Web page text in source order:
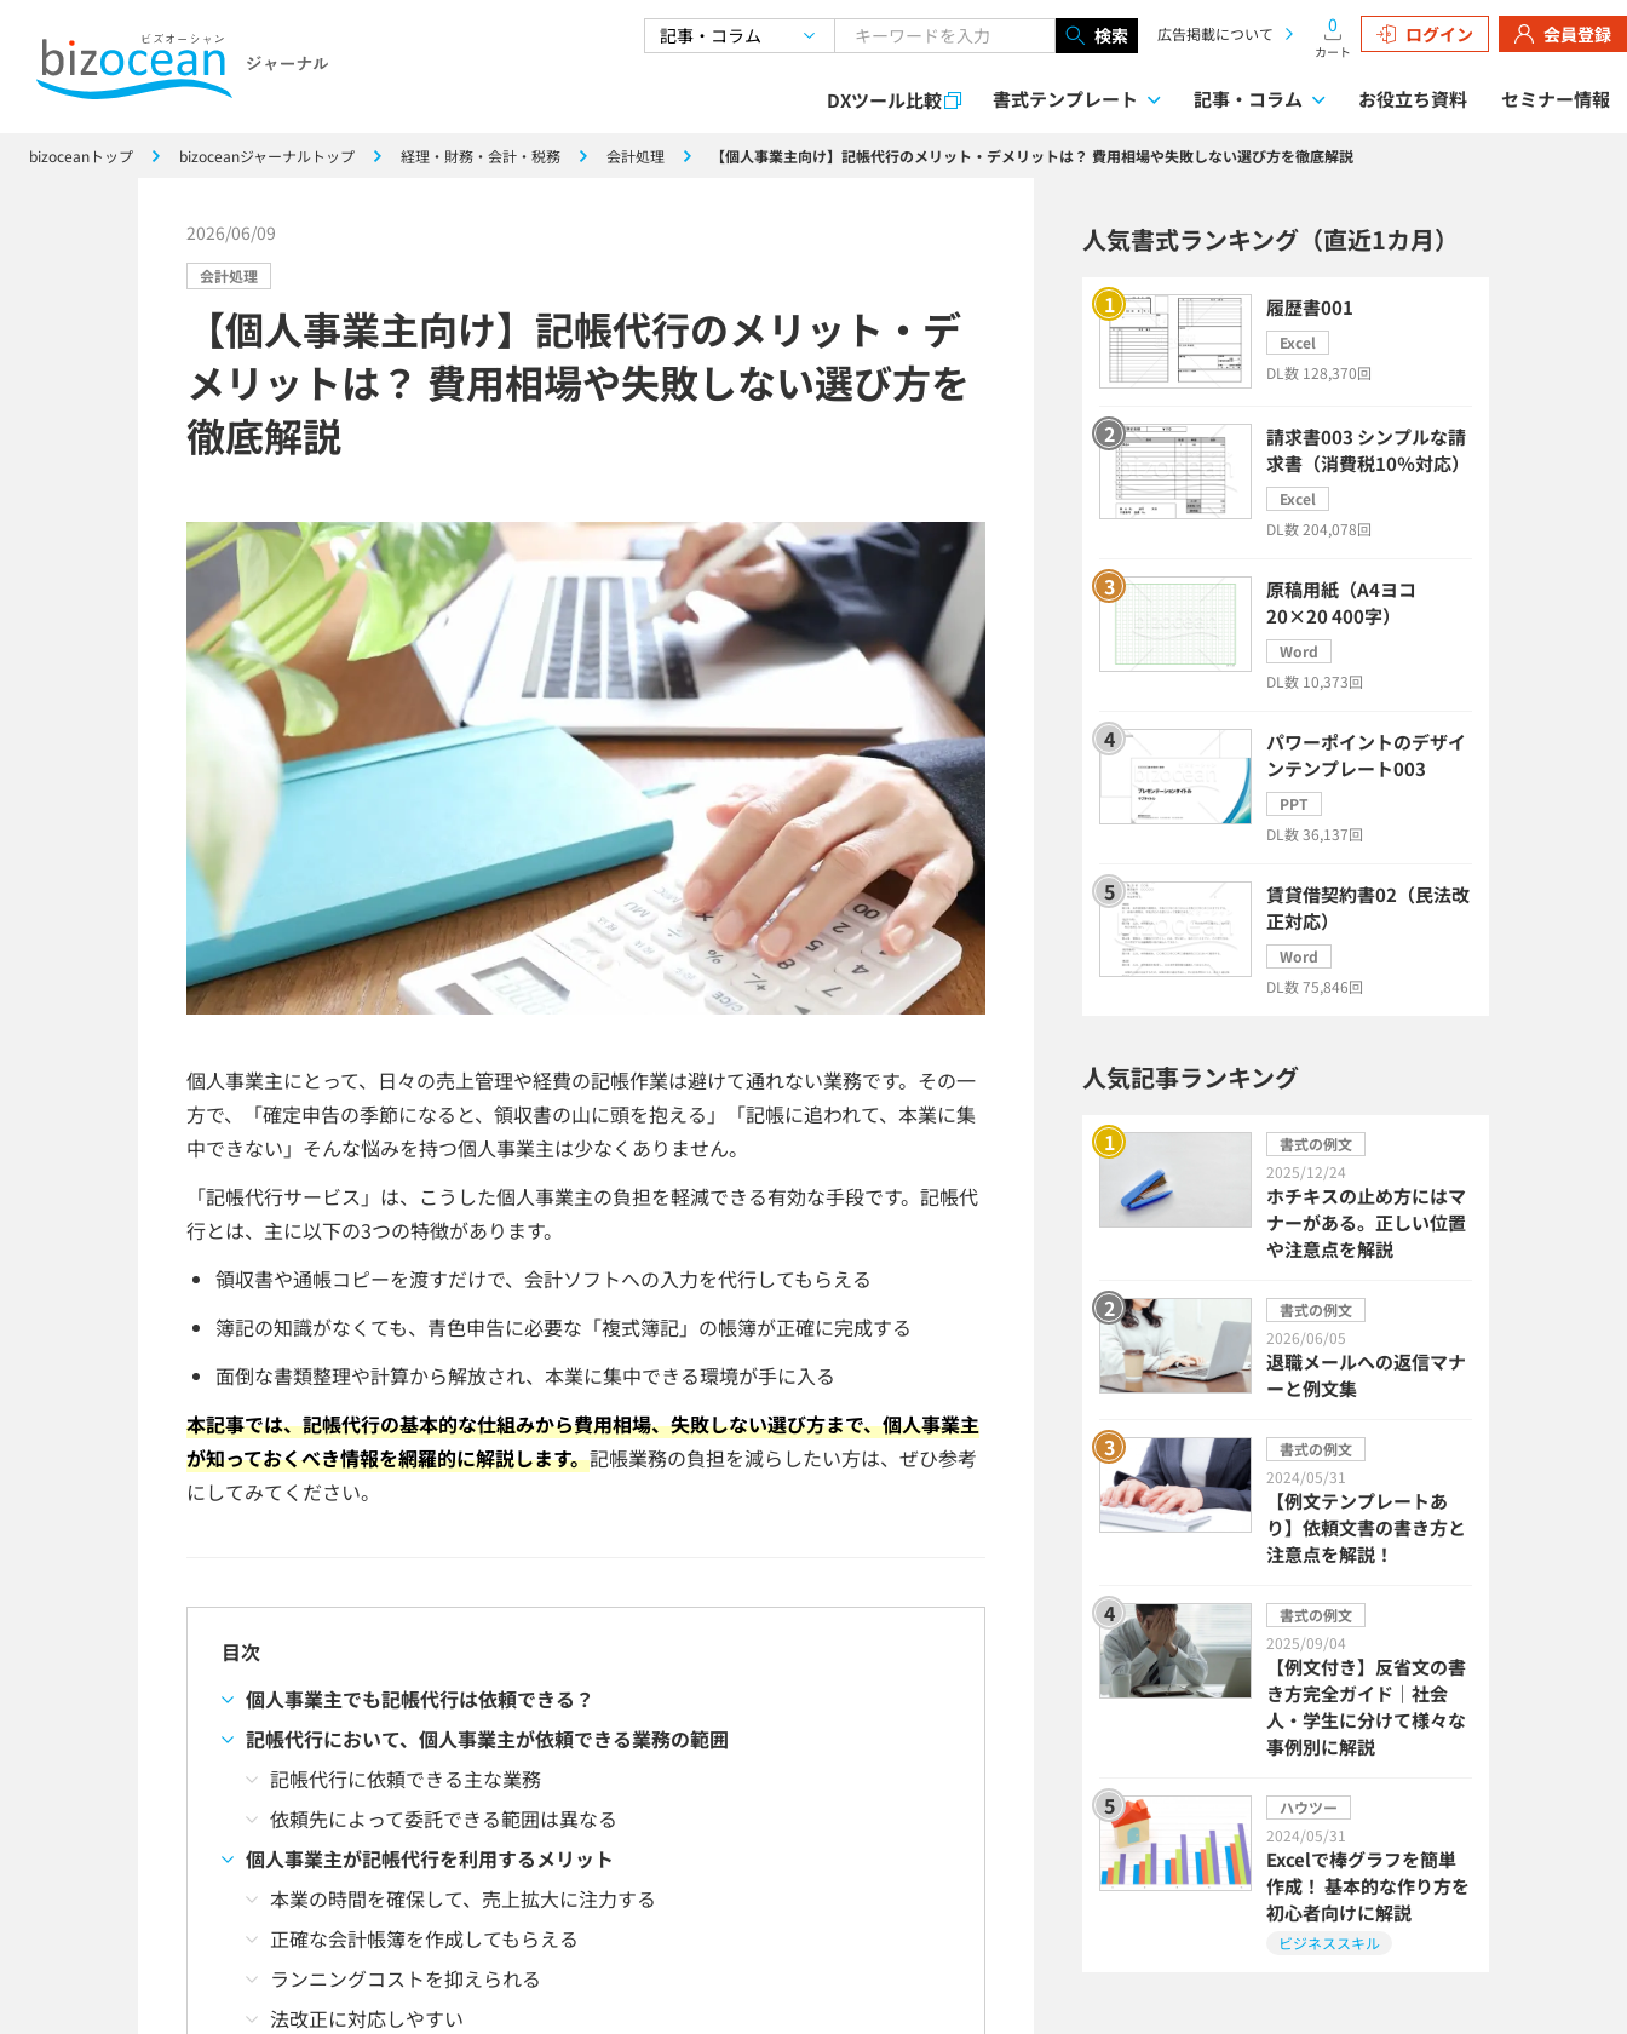
検索 広告掲載について 0
カート
ログイン 会員登録
DXツール比較 書式テンプレート 記事・コラム お役立ち資料 セミナー情報
bizoceanトップ bizoceanジャーナルトップ 経理・財務・会計・税務 会計処理 【個人事業主向け】記帳代行のメリット・デメリットは？ 費用相場や失敗しない選び方を徹底解説
2026/06/09
会計処理
【個人事業主向け】記帳代行のメリット・デ
メリットは？ 費用相場や失敗しない選び方を
徹底解説
個人事業主にとって、日々の売上管理や経費の記帳作業は避けて通れない業務です。その一
方で、「確定申告の季節になると、領収書の山に頭を抱える」「記帳に追われて、本業に集
中できない」そんな悩みを持つ個人事業主は少なくありません。
「記帳代行サービス」は、こうした個人事業主の負担を軽減できる有効な手段です。記帳代
行とは、主に以下の3つの特徴があります。
領収書や通帳コピーを渡すだけで、会計ソフトへの入力を代行してもらえる
簿記の知識がなくても、青色申告に必要な「複式簿記」の帳簿が正確に完成する
面倒な書類整理や計算から解放され、本業に集中できる環境が手に入る
本記事では、記帳代行の基本的な仕組みから費用相場、失敗しない選び方まで、個人事業主
が知っておくべき情報を網羅的に解説します。記帳業務の負担を減らしたい方は、ぜひ参考
にしてみてください。
目次
個人事業主でも記帳代行は依頼できる？
記帳代行において、個人事業主が依頼できる業務の範囲
記帳代行に依頼できる主な業務
依頼先によって委託できる範囲は異なる
個人事業主が記帳代行を利用するメリット
本業の時間を確保して、売上拡大に注力する
正確な会計帳簿を作成してもらえる
ランニングコストを抑えられる
法改正に対応しやすい
人気書式ランキング（直近1カ月）
履歴書001
Excel
DL数 128,370回
請求書003 シンプルな請
求書（消費税10％対応）
Excel
DL数 204,078回
原稿用紙（A4ヨコ
20×20 400字）
Word
DL数 10,373回
パワーポイントのデザイ
ンテンプレート003
PPT
DL数 36,137回
賃貸借契約書02（民法改
正対応）
Word
DL数 75,846回
人気記事ランキング
書式の例文
2025/12/24
ホチキスの止め方にはマ
ナーがある。正しい位置
や注意点を解説
書式の例文
2026/06/05
退職メールへの返信マナ
ーと例文集
書式の例文
2024/05/31
【例文テンプレートあ
り】依頼文書の書き方と
注意点を解説！
書式の例文
2025/09/04
【例文付き】反省文の書
き方完全ガイド｜社会
人・学生に分けて様々な
事例別に解説
ハウツー
2024/05/31
Excelで棒グラフを簡単
作成！ 基本的な作り方を
初心者向けに解説
ビジネススキル